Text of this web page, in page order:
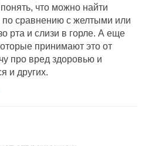
что можно найти
по сравнению с желтыми или
рта и слизи в горле. А еще
принимают это от
про вред здоровью и
и других.